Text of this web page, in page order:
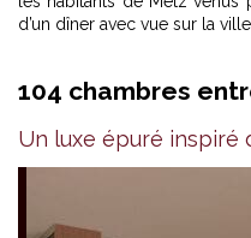
d’un dîner avec vue sur la ville.
104 chambres
Un luxe épuré inspiré